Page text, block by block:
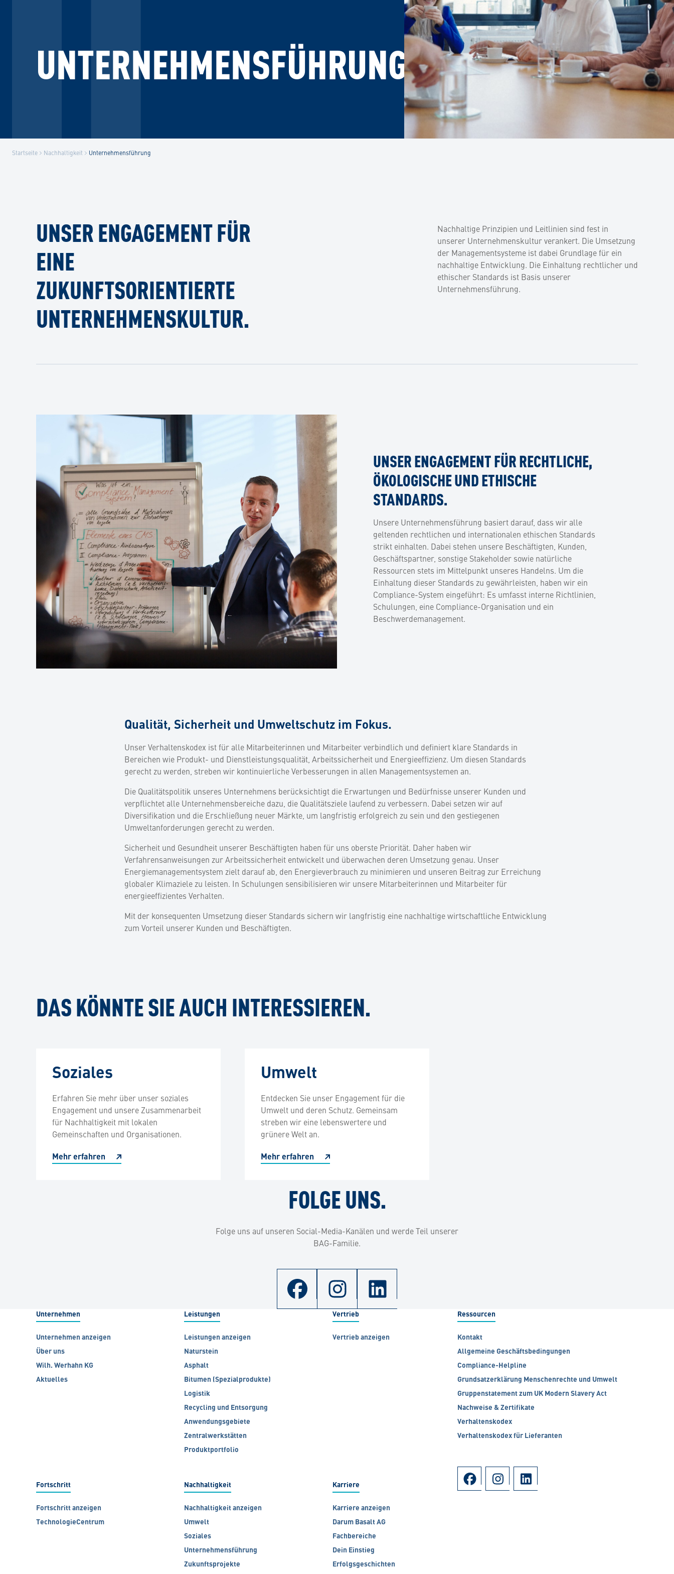
UNTERNEHMENSFÜHRUNG.
Startseite Nachhaltigkeit Unternehmensführung
UNSER ENGAGEMENT FÜR
EINE
ZUKUNFTSORIENTIERTE
UNTERNEHMENSKULTUR.
Nachhaltige Prinzipien und Leitlinien sind fest in
unserer Unternehmenskultur verankert. Die Umsetzung
der Managementsysteme ist dabei Grundlage für ein
nachhaltige Entwicklung. Die Einhaltung rechtlicher und
ethischer Standards ist Basis unserer
Unternehmensführung.
UNSER ENGAGEMENT FÜR RECHTLICHE,
ÖKOLOGISCHE UND ETHISCHE
STANDARDS.
Unsere Unternehmensführung basiert darauf, dass wir alle
geltenden rechtlichen und internationalen ethischen Standards
strikt einhalten. Dabei stehen unsere Beschäftigten, Kunden,
Geschäftspartner, sonstige Stakeholder sowie natürliche
Ressourcen stets im Mittelpunkt unseres Handelns. Um die
Einhaltung dieser Standards zu gewährleisten, haben wir ein
Compliance-System eingeführt: Es umfasst interne Richtlinien,
Schulungen, eine Compliance-Organisation und ein
Beschwerdemanagement.
Qualität, Sicherheit und Umweltschutz im Fokus.
Unser Verhaltenskodex ist für alle Mitarbeiterinnen und Mitarbeiter verbindlich und definiert klare Standards in
Bereichen wie Produkt- und Dienstleistungsqualität, Arbeitssicherheit und Energieeffizienz. Um diesen Standards
gerecht zu werden, streben wir kontinuierliche Verbesserungen in allen Managementsystemen an.
Die Qualitätspolitik unseres Unternehmens berücksichtigt die Erwartungen und Bedürfnisse unserer Kunden und
verpflichtet alle Unternehmensbereiche dazu, die Qualitätsziele laufend zu verbessern. Dabei setzen wir auf
Diversifikation und die Erschließung neuer Märkte, um langfristig erfolgreich zu sein und den gestiegenen
Umweltanforderungen gerecht zu werden.
Sicherheit und Gesundheit unserer Beschäftigten haben für uns oberste Priorität. Daher haben wir
Verfahrensanweisungen zur Arbeitssicherheit entwickelt und überwachen deren Umsetzung genau. Unser
Energiemanagementsystem zielt darauf ab, den Energieverbrauch zu minimieren und unseren Beitrag zur Erreichung
globaler Klimaziele zu leisten. In Schulungen sensibilisieren wir unsere Mitarbeiterinnen und Mitarbeiter für
energieeffizientes Verhalten.
Mit der konsequenten Umsetzung dieser Standards sichern wir langfristig eine nachhaltige wirtschaftliche Entwicklung
zum Vorteil unserer Kunden und Beschäftigten.
DAS KÖNNTE SIE AUCH INTERESSIEREN.
Soziales
Erfahren Sie mehr über unser soziales
Engagement und unsere Zusammenarbeit
für Nachhaltigkeit mit lokalen
Gemeinschaften und Organisationen.
Mehr erfahren
Umwelt
Entdecken Sie unser Engagement für die
Umwelt und deren Schutz. Gemeinsam
streben wir eine lebenswertere und
grünere Welt an.
Mehr erfahren
FOLGE UNS.
Folge uns auf unseren Social-Media-Kanälen und werde Teil unserer
BAG-Familie.
Unternehmen
Unternehmen anzeigen
Über uns
Wilh. Werhahn KG
Aktuelles
Leistungen
Leistungen anzeigen
Naturstein
Asphalt
Bitumen (Spezialprodukte)
Logistik
Recycling und Entsorgung
Anwendungsgebiete
Zentralwerkstätten
Produktportfolio
Vertrieb
Vertrieb anzeigen
Fortschritt
Fortschritt anzeigen
TechnologieCentrum
Nachhaltigkeit
Nachhaltigkeit anzeigen
Umwelt
Soziales
Unternehmensführung
Zukunftsprojekte
Karriere
Karriere anzeigen
Darum Basalt AG
Fachbereiche
Dein Einstieg
Erfolgsgeschichten
Ressourcen
Kontakt
Allgemeine Geschäftsbedingungen
Compliance-Helpline
Grundsatzerklärung Menschenrechte und Umwelt
Gruppenstatement zum UK Modern Slavery Act
Nachweise & Zertifikate
Verhaltenskodex
Verhaltenskodex für Lieferanten